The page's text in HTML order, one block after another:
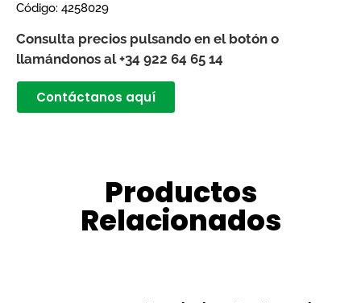
Código: 4258029
Consulta precios pulsando en el botón o
llamándonos al +34 922 64 65 14
Contáctanos aquí
Productos
Relacionados